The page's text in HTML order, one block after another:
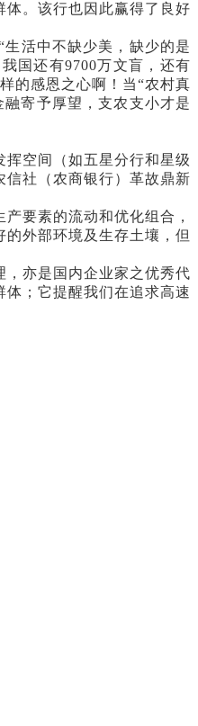
。该行也因此赢得了良好
活中不缺少美，缺少的是
国还有9700万文盲，还有
的感恩之心啊！当“农村真
寄予厚望，支农支小才是
挥空间（如五星分行和星级
社（农商银行）革故鼎新
要素的流动和优化组合，
外部环境及生存土壤，但
，亦是国内企业家之优秀代
；它提醒我们在追求高速